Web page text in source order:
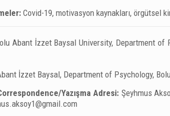
Covid-19, motivasyon kaynakları, örgütsel
Abant İzzet Baysal University, Department of
İzzet Baysal, Department of Psychology,
Yazışma Adresi:Şeyhmus